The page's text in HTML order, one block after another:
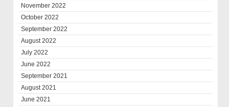
November 2022
October 2022
September 2022
August 2022
July 2022
June 2022
September 2021
August 2021
June 2021